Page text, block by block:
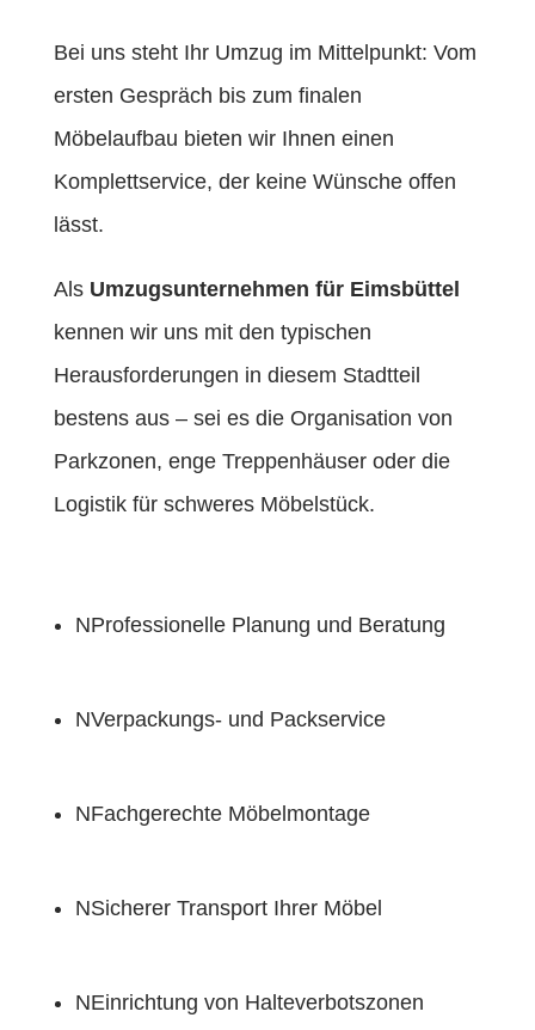
Bei uns steht Ihr Umzug im Mittelpunkt: Vom
ersten Gespräch bis zum finalen
Möbelaufbau bieten wir Ihnen einen
Komplettservice, der keine Wünsche offen
lässt.
Als Umzugsunternehmen für Eimsbüttel
kennen wir uns mit den typischen
Herausforderungen in diesem Stadtteil
bestens aus – sei es die Organisation von
Parkzonen, enge Treppenhäuser oder die
Logistik für schweres Möbelstück.
NProfessionelle Planung und Beratung
NVerpackungs- und Packservice
NFachgerechte Möbelmontage
NSicherer Transport Ihrer Möbel
NEinrichtung von Halteverbotszonen